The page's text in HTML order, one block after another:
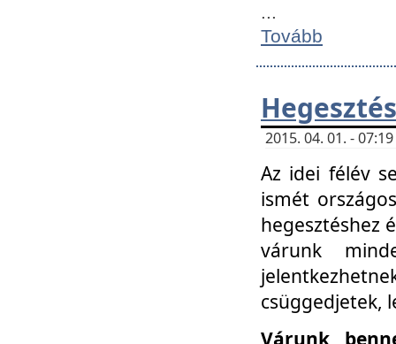
...
Tovább
2015. 04. 01. -
Az idei félév
ismét
hegesztéshez
várunk
csüggedjetek,
Várunk